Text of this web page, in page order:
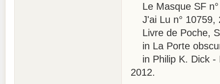
Le Masque SF n°
J'ai Lu n° 10759,
Livre de Poche,
in La Porte
in Philip K. Dick -
2012.